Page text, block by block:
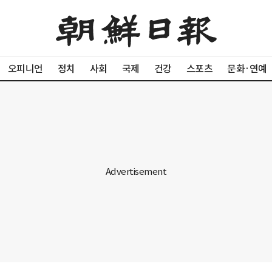
오피니언 정치 사회 국제 건강 스포츠 문화·연예